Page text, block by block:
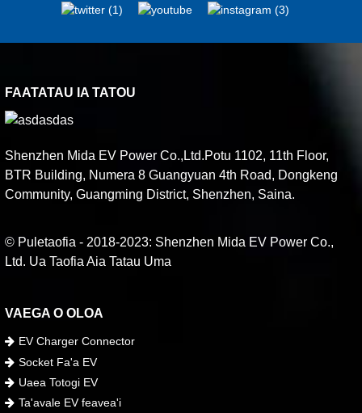
FAATATAU IA TATOU
Shenzhen Mida EV Power Co.,Ltd.Potu 1102, 11th Floor,
BTR Building, Numera 8 Guangyuan 4th Road, Dongkeng
Community, Guangming District, Shenzhen, Saina.
© Puletaofia - 2018-2023: Shenzhen Mida EV Power Co.,
Ltd. Ua Taofia Aia Tatau Uma
VAEGA O OLOA
EV Charger Connector
Socket Fa'a EV
Uaea Totogi EV
Ta'avale EV feavea'i